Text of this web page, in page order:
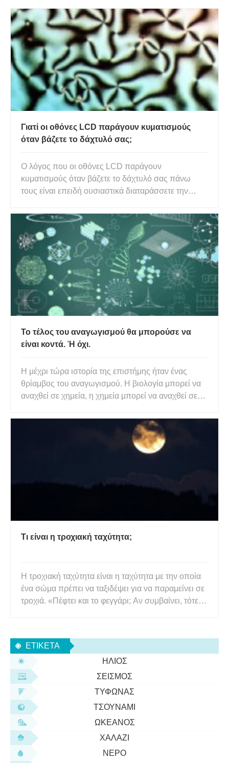
Γιατί οι οθόνες LCD παράγουν κυματισμούς
όταν βάζετε το δάχτυλό σας;
Ο λόγος που οι οθόνες LCD παράγουν
κυματισμούς όταν βάζετε το δάχτυλό σας πάνω
τους είναι επειδή ουσιαστικά διαταράσσετε την
pixel. Ως αποτέλεσμα, βλέπετε κυματισμούς στο
χρώμα του ουράνιου τόξου να σχηματίζονται γύρω
από το σημείο όπου τα δάχτυλά σας αγγ
Το τέλος του αναγωγισμού θα μπορούσε να
είναι κοντά. Ή όχι.
Η μέχρι τώρα ιστορία της επιστήμης ήταν ένας
θρίαμβος του αναγωγισμού. Η βιολογία μπορεί να
αναχθεί σε χημεία, η χημεία μπορεί να αναχθεί σε
στοιχειώδη σωματίδια όπως ηλεκτρόνια, κουάρκ
και γκλουόνια. Τα επί του παρόντος γνωστά 25
Τι είναι η τροχιακή ταχύτητα;
Η τροχιακή ταχύτητα είναι η ταχύτητα με την οποία
ένα σώμα πρέπει να ταξιδέψει για να παραμείνει σε
τροχιά. «Πέφτει και το φεγγάρι; Αν συμβαίνει, τότε
πέφτει από ένα δέντρο με στοχαστική διάθεση. Το
φεγγά
ΕΤΙΚΈΤΑ
ΉΛΙΟΣ
ΣΕΙΣΜΌΣ
ΤΥΦΏΝΑΣ
ΤΣΟΥΝΆΜΙ
ΩΚΕΑΝΌΣ
ΧΑΛΆΖΙ
ΝΕΡΌ